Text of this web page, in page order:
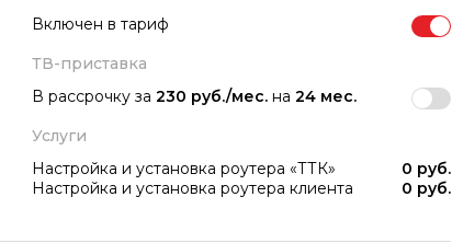
Включен в тариф
ТВ-приставка
В рассрочку за 230 руб./мес. на 24 мес.
Услуги
Настройка и установка роутера «ТТК»
0 руб.
Настройка и установка роутера клиента
0 руб.